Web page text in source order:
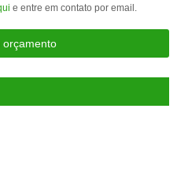
e entre em contato por email.
orçamento